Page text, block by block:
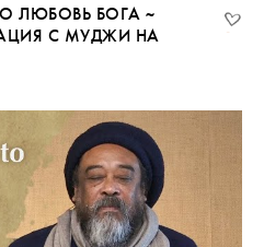
ЛЮБОВЬ БОГА ~
С МУДЖИ НА